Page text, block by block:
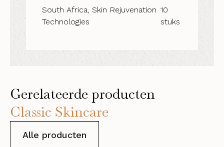
Gerelateerde producten
Classic Skincare
Alle producten
South Africa, Skin Rejuvenation
Technologies
10
stuks